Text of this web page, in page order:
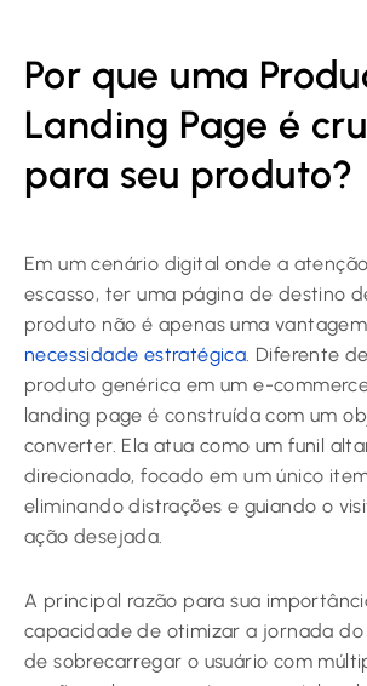
Por que uma
Landing Page é
para seu produto?
Em um cenário digital onde a
escasso, ter uma página de destino
produto não é apenas uma
necessidade estratégica . Diferente
produto genérica em um e-
landing page é construída com um
converter. Ela atua como um funil
direcionado, focado em um único
eliminando distrações e guiando o
ação desejada.
A principal razão para sua
capacidade de otimizar a jornada do
de sobrecarregar o usuário com